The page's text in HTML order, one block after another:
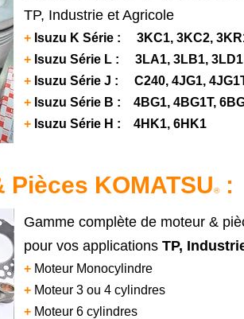
TP, Industrie et Agricole
+ Isuzu K Série : 3KC1, 3KC2,
+ Isuzu Série L : 3LA1, 3LB1,
+ Isuzu Série J : C240, 4JG1,
+ Isuzu Série B : 4BG1, 4BG1T,
+ Isuzu Série H : 4HK1, 6HK1
Pièces KOMATSU®:
Gamme complète de moteur &
pour vos applications TP,
+ Moteur Monocylindre
+ Moteur 3 ou 4 cylindres
+ Moteur 6 cylindres